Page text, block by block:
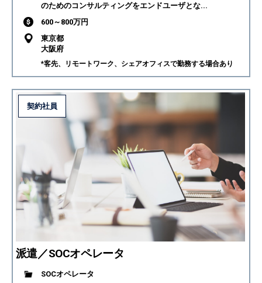
のためのコンサルティングをエンドユーザとな...
600～800万円
東京都
大阪府
*客先、リモートワーク、シェアオフィスで勤務する場合あり
派遣／SOCオペレータ
契約社員
SOCオペレータ